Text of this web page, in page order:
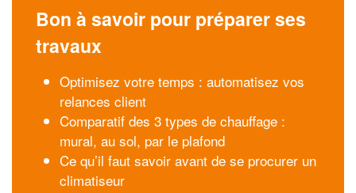
Bon à savoir pour préparer ses
travaux
Optimisez votre temps : automatisez vos
relances client
Comparatif des 3 types de chauffage :
mural, au sol, par le plafond
Ce qu’il faut savoir avant de se procurer un
climatiseur